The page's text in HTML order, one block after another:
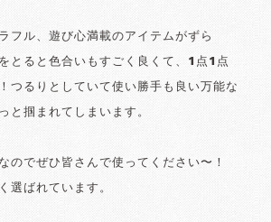
フル、遊び心満載のアイテムがずら
とると色合いもすごく良くて、1点1点
つるりとしていて使い勝手も良い万能な
と掴まれてしまいます。
のでぜひ皆さんで使ってください〜！
選ばれています。